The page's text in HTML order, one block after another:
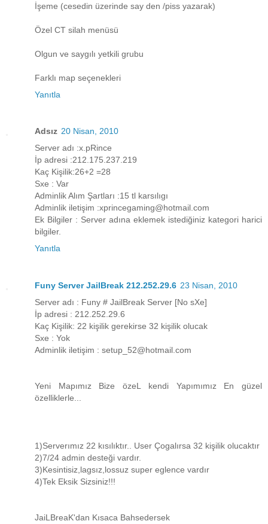
İşeme (cesedin üzerinde say den /piss yazarak)
Özel CT silah menüsü
Olgun ve saygılı yetkili grubu
Farklı map seçenekleri
Yanıtla
Adsız 20 Nisan, 2010
Server adı :x.pRince
İp adresi :212.175.237.219
Kaç Kişilik:26+2 =28
Sxe : Var
Adminlik Alım Şartları :15 tl karsılıgı
Adminlik iletişim :xprincegaming@hotmail.com
Ek Bilgiler : Server adına eklemek istediğiniz kategori harici
bilgiler.
Yanıtla
Funy Server JailBreak 212.252.29.6 23 Nisan, 2010
Server adı : Funy # JailBreak Server [No sXe]
İp adresi : 212.252.29.6
Kaç Kişilik: 22 kişilik gerekirse 32 kişilik olucak
Sxe : Yok
Adminlik iletişim : setup_52@hotmail.com
Yeni Mapımız Bize özeL kendi Yapımımız En güzel
özelliklerle...
1)Serverımız 22 kısılıktır.. User Çogalırsa 32 kişilik olucaktır
2)7/24 admin desteği vardır.
3)Kesintisiz,lagsız,lossuz super eglence vardır
4)Tek Eksik Sizsiniz!!!
JaiLBreaK'dan Kısaca Bahsedersek